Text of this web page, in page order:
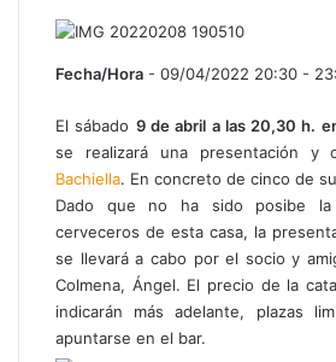
Fecha/Hora - 09/04/2022 20:30 -
El sábado 9 de abril a las 20,30 h.
se realizará una presentación y
Bachiella. En concreto de cinco de
Dado que no ha sido posibe
cerveceros de esta casa, la
se llevará a cabo por el socio y
Colmena, Ángel. El precio de la
indicarán más adelante, plazas
apuntarse en el bar.